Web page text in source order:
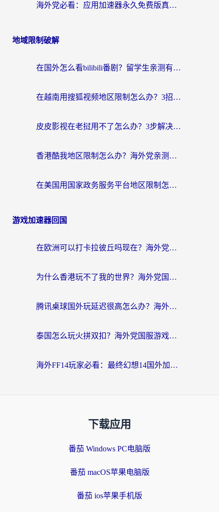
海外党必看：应用加速器永久免费版真的靠谱吗？教你选对回国加速器无缝刷国内资源
地域限制破解
在国外怎么看bilibili番剧？留学生亲测有效的地域限制突破指南（附酷我酷狗音乐解决方法）
在越南用搜狐视频地区限制怎么办？3招解决海外看国内剧难题（附西瓜视频CCTV观看技巧）
皮皮影视在老挝用不了怎么办？3步解决海外看国内影视&财经的痛点
香港酷我地区限制怎么办？海外党亲测有效的回国加速方案来了
在美国用国家政务服务平台地区限制怎么办？海外华人必备的突破攻略（附追剧看片技巧）
游戏加速器回国
在欧洲可以打卡拉彼丘吗现在？海外党国服游戏加速器终极避坑指南
为什么香港玩不了我的世界？海外党国服游戏加速终极解决方案
腾讯桌球国外玩延迟很高怎么办？海外党亲测有效的国服游戏加速指南
泰国怎么玩火拼双扣？海外党国服游戏加速终极指南（附暗区突围植物大战僵尸实测）
海外FF14玩家必看：最终幻想14国外加速器下载安装全攻略+卡顿解决秘籍
下载应用
番茄 Windows PC电脑版
番茄 macOS苹果电脑版
番茄 ios苹果手机版